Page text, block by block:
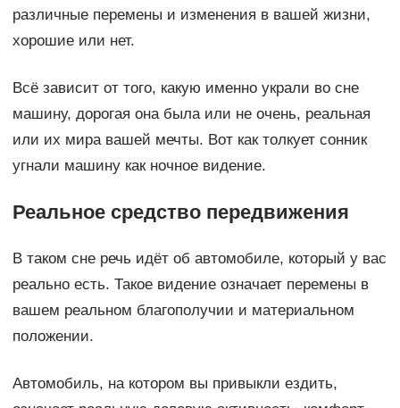
различные перемены и изменения в вашей жизни,
хорошие или нет.
Всё зависит от того, какую именно украли во сне
машину, дорогая она была или не очень, реальная
или их мира вашей мечты. Вот как толкует сонник
угнали машину как ночное видение.
Реальное средство передвижения
В таком сне речь идёт об автомобиле, который у вас
реально есть. Такое видение означает перемены в
вашем реальном благополучии и материальном
положении.
Автомобиль, на котором вы привыкли ездить,